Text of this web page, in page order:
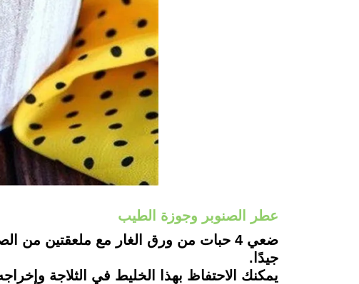
عطر الصنوبر وجوزة الطيب
ضعي 4 حبات من ورق الغار مع ملعقتين
جيدًا.
يمكنك الاحتفاظ بهذا الخليط في الثلاجة